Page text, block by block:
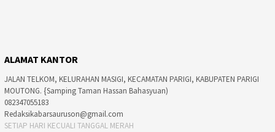
ALAMAT KANTOR
JALAN TELKOM, KELURAHAN MASIGI, KECAMATAN PARIGI, KABUPATEN PARIGI
MOUTONG. {Samping Taman Hassan Bahasyuan)
082347055183
Redaksikabarsauruson@gmail.com
SETIAP HARI KECUALI TANGGAL MERAH